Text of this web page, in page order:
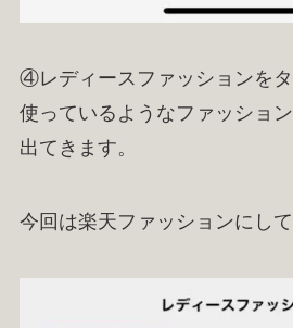
④レディースファッションを
使っているようなファッショ
出てきます。
今回は楽天ファッションにして